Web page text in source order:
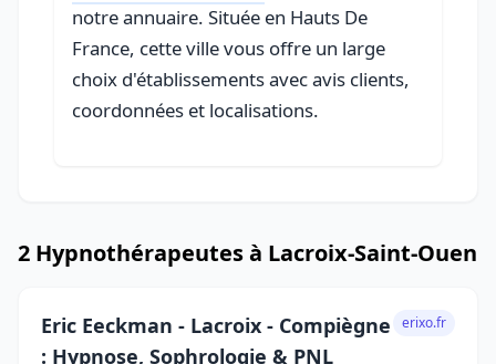
notre annuaire. Située en Hauts De
France, cette ville vous offre un large
choix d'établissements avec avis clients,
coordonnées et localisations.
2 Hypnothérapeutes à Lacroix-Saint-Ouen
Eric Eeckman - Lacroix - Compiègne
: Hypnose, Sophrologie & PNL
erixo.fr